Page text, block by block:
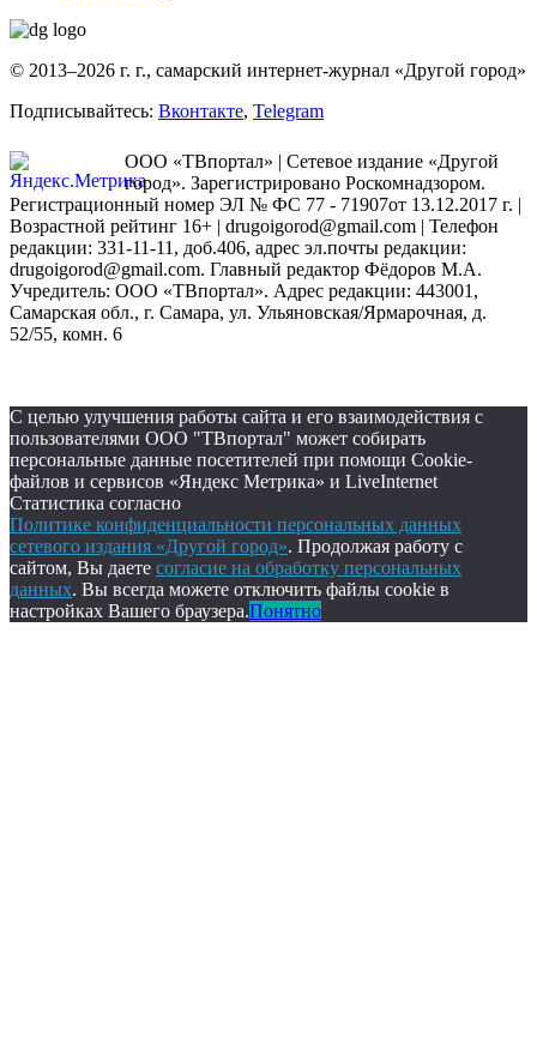
© 2013–2026 г. г., самарский интернет-журнал «Другой город»
Подписывайтесь: Вконтакте, Telegram
ООО «ТВпортал» | Сетевое издание «Другой
город». Зарегистрировано Роскомнадзором.
Регистрационный номер ЭЛ № ФС 77 - 71907от 13.12.2017 г. |
Возрастной рейтинг 16+ | drugoigorod@gmail.com | Телефон
редакции: 331-11-11, доб.406, адрес эл.почты редакции:
drugoigorod@gmail.com. Главный редактор Фёдоров М.А.
Учредитель: ООО «ТВпортал». Адрес редакции: 443001,
Самарская обл., г. Самара, ул. Ульяновская/Ярмарочная, д.
52/55, комн. 6
С целью улучшения работы сайта и его взаимодействия с
пользователями ООО "ТВпортал" может собирать
персональные данные посетителей при помощи Cookie-
файлов и сервисов «Яндекс Метрика» и LiveInternet
Статистика согласно
Политике конфиденциальности персональных данных
сетевого издания «Другой город». Продолжая работу с
сайтом, Вы даете согласие на обработку персональных
данных. Вы всегда можете отключить файлы cookie в
настройках Вашего браузера.Понятно